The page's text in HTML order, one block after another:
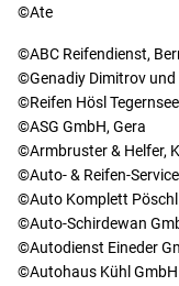
©Ate
©ABC Reifendienst,
©Genadiy Dimitrov und
©Reifen Hösl Tegernsee
©ASG GmbH, Gera
©Armbruster & Helfer,
©Auto- & Reifen-
©Auto Komplett
©Auto-Schirdewan
©Autodienst Eineder
©Autohaus Kühl GmbH